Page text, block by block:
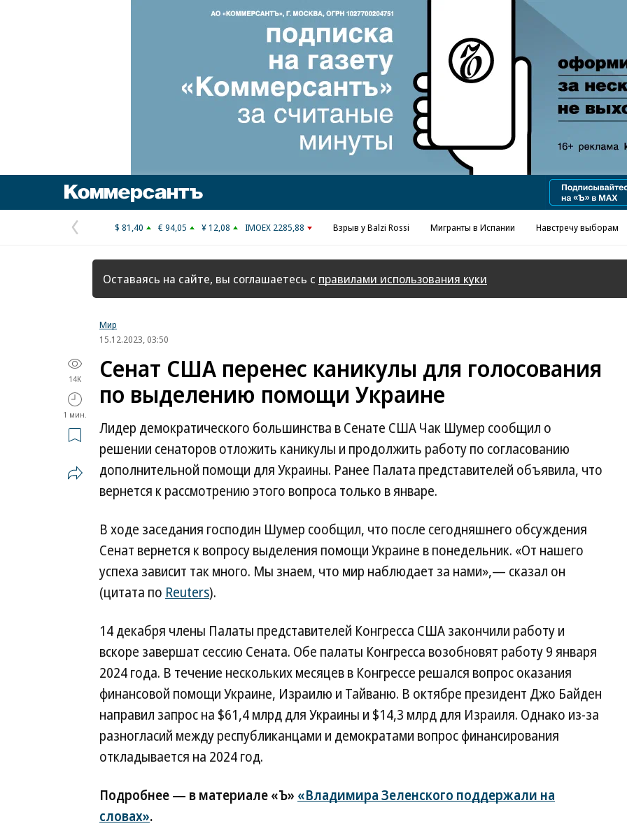
Реклама в «Ъ» www.kommersant.ru/ad
Предыдущая
страница
$ 81,40 € 94,05 ¥ 12,08 IMOEX 2285,88 Взрыв у Balzi Rossi Мигранты в Испании Навстречу выборам
Оставаясь на сайте, вы соглашаетесь с правилами использования куки
Мир
15.12.2023, 03:50
14K
1 мин.
Сенат США перенес каникулы для голосования
по выделению помощи Украине
Лидер демократического большинства в Сенате США Чак Шумер сообщил о
решении сенаторов отложить каникулы и продолжить работу по согласованию
дополнительной помощи для Украины. Ранее Палата представителей объявила, что
вернется к рассмотрению этого вопроса только в январе.
В ходе заседания господин Шумер сообщил, что после сегодняшнего обсуждения
Сенат вернется к вопросу выделения помощи Украине в понедельник. «От нашего
успеха зависит так много. Мы знаем, что мир наблюдает за нами»,— сказал он
(цитата по Reuters).
14 декабря члены Палаты представителей Конгресса США закончили работу и
вскоре завершат сессию Сената. Обе палаты Конгресса возобновят работу 9 января
2024 года. В течение нескольких месяцев в Конгрессе решался вопрос оказания
финансовой помощи Украине, Израилю и Тайваню. В октябре президент Джо Байден
направил запрос на $61,4 млрд для Украины и $14,3 млрд для Израиля. Однако из-за
разногласий между республиканцами и демократами вопрос финансирования
откладывается на 2024 год.
Подробнее — в материале «Ъ» «Владимира Зеленского поддержали на
словах».